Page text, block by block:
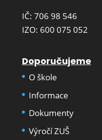
IČ: 706 98 546
IZO: 600 075 052
Doporučujeme
O škole
Informace
Dokumenty
Výročí ZUŠ